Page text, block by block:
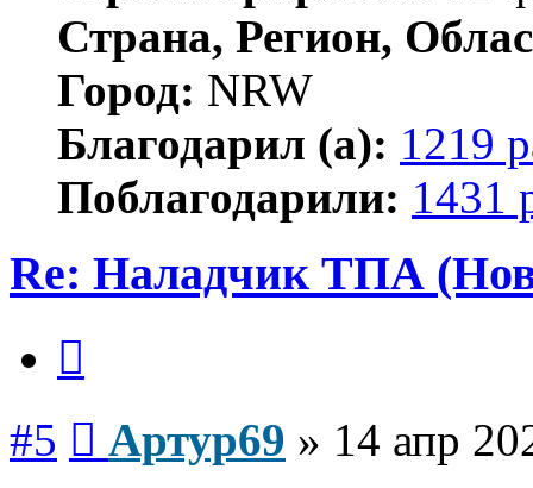
Страна, Регион,
Город: NRW
Благодарил (а): 1219
Поблагодарили: 1431
Re: Наладчик ТПА
#5 Артур69 » 14 апр